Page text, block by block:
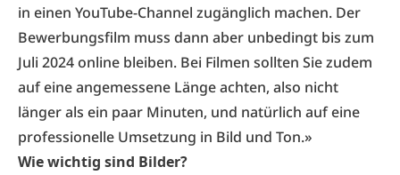
in einen YouTube-Channel zugänglich machen. Der
Bewerbungsfilm muss dann aber unbedingt bis zum
Juli 2024 online bleiben. Bei Filmen sollten Sie zudem
auf eine angemessene Länge achten, also nicht
länger als ein paar Minuten, und natürlich auf eine
professionelle Umsetzung in Bild und Ton.»
Wie wichtig sind Bilder?